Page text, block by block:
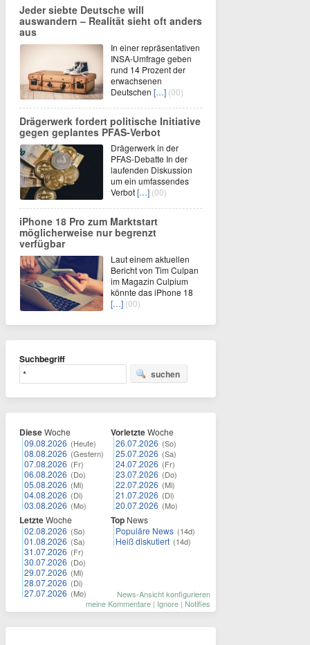
Jeder siebte Deutsche will
auswandern – Realität sieht oft anders
aus
In einer repräsentativen
INSA-Umfrage geben
rund 14 Prozent der
erwachsenen
Deutschen […] (00)
Drägerwerk fordert politische Initiative
gegen geplantes PFAS-Verbot
Drägerwerk in der
PFAS-Debatte In der
laufenden Diskussion
um ein umfassendes
Verbot[…] (00)
iPhone 18 Pro zum Marktstart
möglicherweise nur begrenzt
verfügbar
Laut einem aktuellen
Bericht von Tim Culpan
im Magazin Culpium
könnte das iPhone 18
[…] (00)
Suchbegriff
suchen
DieseWoche
09.08.2026 (Heute)
08.08.2026 (Gestern)
07.08.2026 (Fr)
06.08.2026 (Do)
05.08.2026 (Mi)
04.08.2026 (Di)
03.08.2026 (Mo)
LetzteWoche
02.08.2026 (So)
01.08.2026 (Sa)
31.07.2026 (Fr)
30.07.2026 (Do)
29.07.2026 (Mi)
28.07.2026 (Di)
27.07.2026 (Mo)
VorletzteWoche
26.07.2026 (So)
25.07.2026 (Sa)
24.07.2026 (Fr)
23.07.2026 (Do)
22.07.2026 (Mi)
21.07.2026 (Di)
20.07.2026 (Mo)
Top News
Populäre News (14d)
Heiß diskutiert (14d)
News-Ansicht konfigurieren
meine Kommentare | Ignore | Notifies